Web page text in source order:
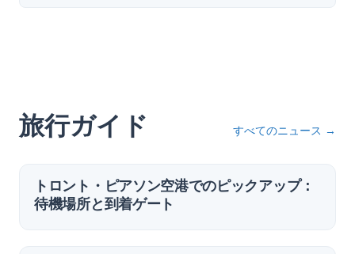
旅行ガイド すべてのニュース →
トロント・ピアソン空港でのピックアップ：
待機場所と到着ゲート